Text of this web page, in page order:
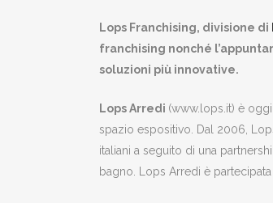
Lops Franchising, divisione di
franchising nonché
soluzioni più innovative.
Lops Arredi (www.lops.it) è
spazio espositivo. Dal 2006,
italiani a seguito di una
bagno. Lops Arredi è